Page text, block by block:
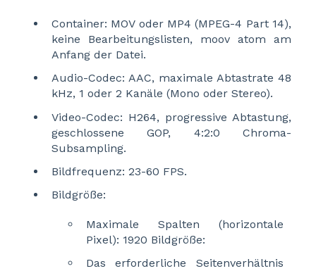
Container: MOV oder MP4 (MPEG-4 Part 14),
keine Bearbeitungslisten, moov atom am
Anfang der Datei.
Audio-Codec: AAC, maximale Abtastrate 48
kHz, 1 oder 2 Kanäle (Mono oder Stereo).
Video-Codec: H264, progressive Abtastung,
geschlossene GOP, 4:2:0 Chroma-
Subsampling.
Bildfrequenz: 23-60 FPS.
Bildgröße:
Maximale Spalten (horizontale
Pixel): 1920 Bildgröße:
Das erforderliche Seitenverhältnis